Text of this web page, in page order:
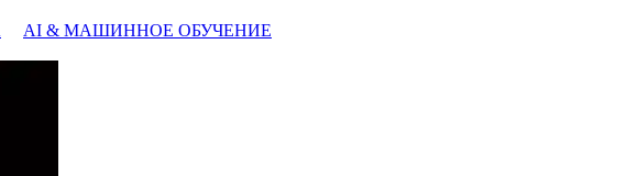
AI & МАШИННОЕ ОБУЧЕНИЕ